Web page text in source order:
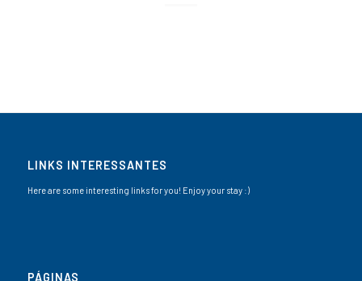
LINKS INTERESSANTES
Here are some interesting links for you! Enjoy your stay :)
PÁGINAS